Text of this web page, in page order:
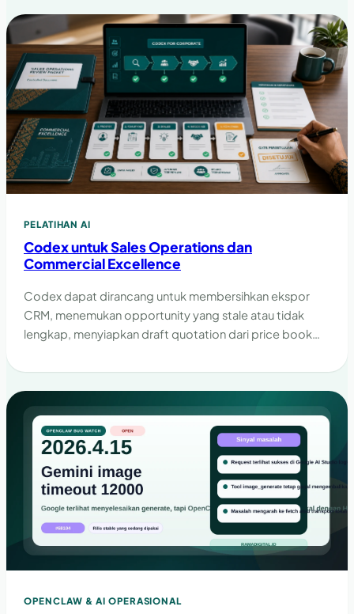
PELATIHAN AI
Codex untuk Sales Operations dan
Commercial Excellence
Codex dapat dirancang untuk membersihkan ekspor
CRM, menemukan opportunity yang stale atau tidak
lengkap, menyiapkan draft quotation dari price book
insentif. Ia tidak menetapkan harga, menyetujui diskon
atau kredit, membuat komitmen komersial, mengubah
CRM produksi, maupun mengirim quotation.
OPENCLAW & AI OPERASIONAL